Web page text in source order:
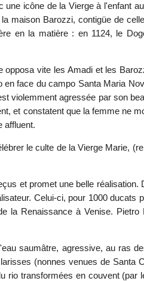
icône de la Vierge à l'enfant
maison Barozzi, contigüe de
en la matière : en 1124, le
vite les Amadi et les
face du campo Santa Maria
violemment agressée par son
et constatent que la femme ne
affluent.
le culte de la Vierge Marie,
et promet une belle réalisation.
Celui-ci, pour 1000 ducats
la Renaissance à Venise.
saumâtre, agressive, au ras
(nonnes venues de Santa
rio transformées en couvent (par